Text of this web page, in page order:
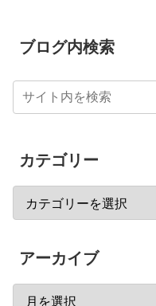
ブログ内検索
カテゴリー
アーカイブ